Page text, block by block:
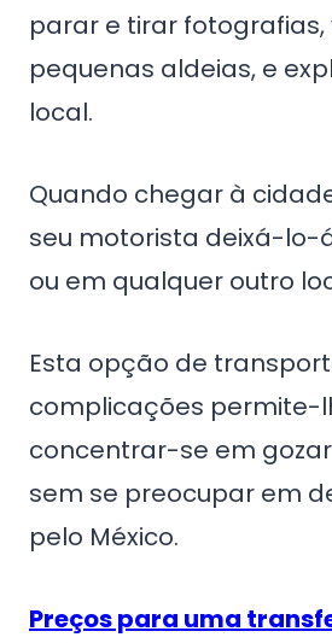
parar e tirar fotografias,
pequenas aldeias, e
local.
Quando chegar à
seu motorista deixá-lo-
ou em qualquer outro
Esta opção de
complicações permite-
concentrar-se em
sem se preocupar em
pelo México.
Preços para uma